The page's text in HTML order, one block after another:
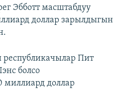
Эбботт масштабдуу
доллар зарылдыгын
республикачылар Пит
болсо
миллиард доллар